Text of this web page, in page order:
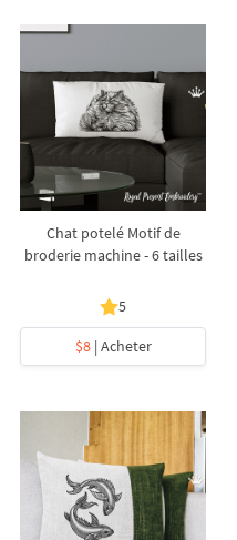
Chat potelé Motif de
broderie machine - 6 tailles
5
$8| Acheter